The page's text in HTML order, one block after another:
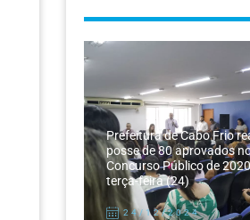
Prefeitura de Cabo Frio
posse de 80 aprovados
Concurso Público de
terça-feira (24)
24/12/2024